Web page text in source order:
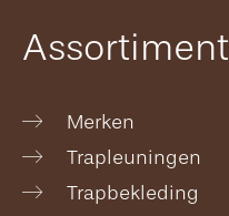
Assortiment
Merken
Trapleuningen
Trapbekleding